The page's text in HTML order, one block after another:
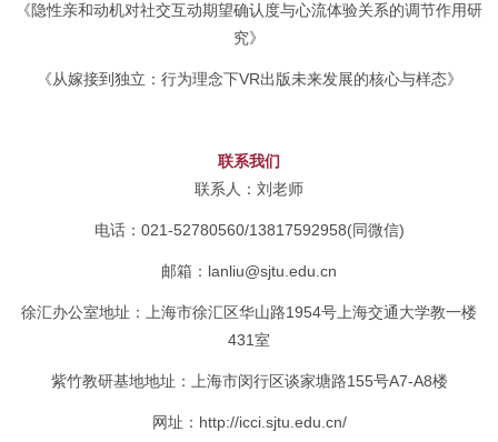
《隐性亲和动机对社交互动期望确认度与心流体验关系的调节作用研
究》
《从嫁接到独立：行为理念下VR出版未来发展的核心与样态》
联系我们
联系人：刘老师
电话：021-52780560/13817592958(同微信)
邮箱：lanliu@sjtu.edu.cn
徐汇办公室地址：上海市徐汇区华山路1954号上海交通大学教一楼
431室
紫竹教研基地地址：上海市闵行区谈家塘路155号A7-A8楼
网址：http://icci.sjtu.edu.cn/